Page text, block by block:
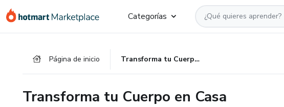
Categorías
Página de inicio Transforma tu Cuerpo en Casa
Transforma tu Cuerpo en Casa